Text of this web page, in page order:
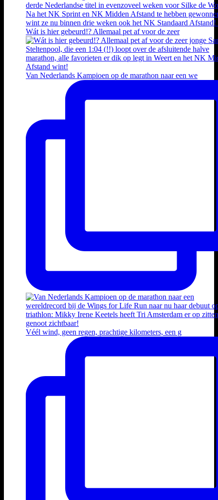
Wát is hier gebeurd!? Allemaal pet af voor de zeer
Van Nederlands Kampioen op de marathon naar een we
Véél wind, geen regen, prachtige kilometers, een g